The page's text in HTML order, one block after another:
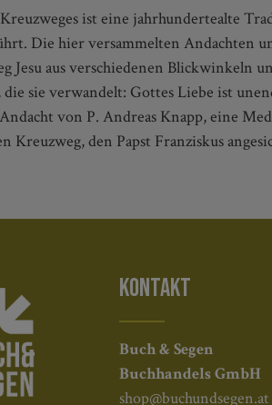
Kreuzweges ist eine jahrhundertealte
Die hier versammelten Andachten
Jesu aus verschiedenen Blickwinkeln
die sie verwandelt: Gottes Liebe ist
von P. Andreas Knapp, eine
Kreuzweg, den Papst Franziskus
gebetet hat. So sind die Texte
KONTAKT
Buch & Segen
Buchhandels GmbH
shop@buchundsegen.at